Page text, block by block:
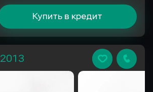
Купить в кредит
2013